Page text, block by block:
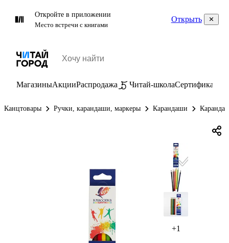
Откройте в приложении
Место встречи с книгами
Открыть
МагазиныАкцииРаспродажа Читай-школаСертификаты
Канцтовары Ручки, карандаши, маркеры Карандаши
+1